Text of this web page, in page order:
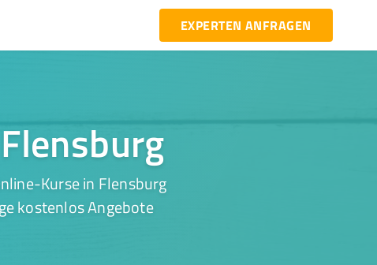
EXPERTEN ANFRAGEN
Kurse in Flensburg
kostenlos Angebote